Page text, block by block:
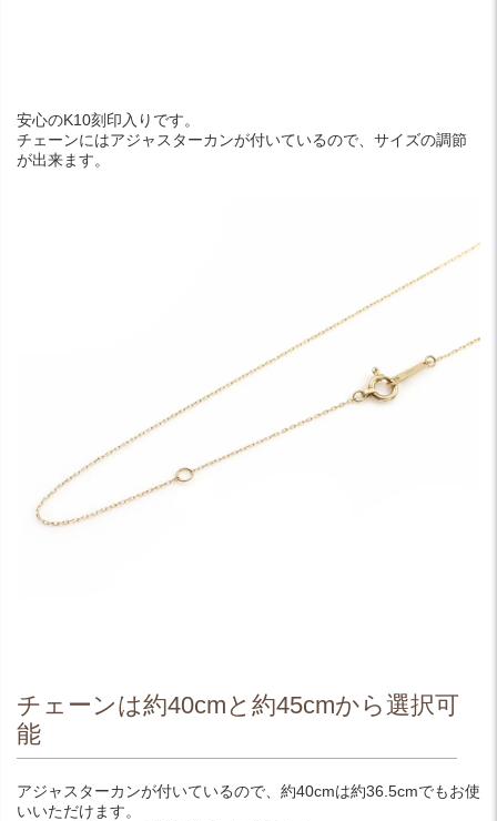
安心のK10刻印入りです。
チェーンにはアジャスターカンが付いているので、サイズの調節
が出来ます。
チェーンは約40cmと約45cmから選択可
能
アジャスターカンが付いているので、約40cmは約36.5cmでもお使
いいただけます。